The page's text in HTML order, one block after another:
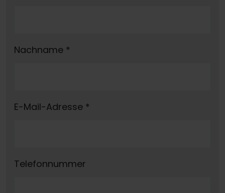
Nachname *
E-Mail-Adresse *
Telefonnummer